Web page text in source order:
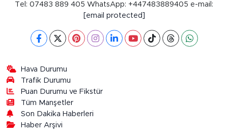
Tel: 07483 889 405 WhatsApp: +447483889405 e-mail:
[email protected]
Hava Durumu
Trafik Durumu
Puan Durumu ve Fikstür
Tüm Manşetler
Son Dakika Haberleri
Haber Arşivi